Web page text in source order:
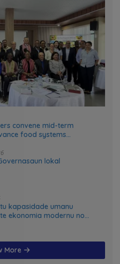
convene mid-term
food systems
lokal
kapasidade umanu
ekonomia modernu no
More